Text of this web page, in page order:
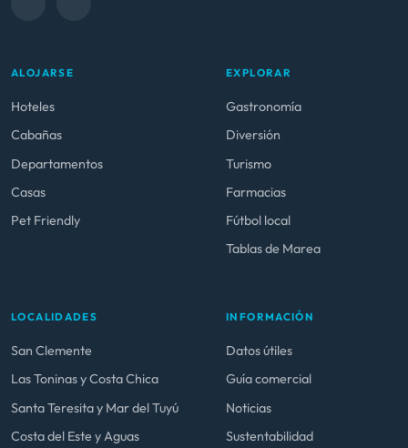
ALOJARSE
Hoteles
Cabañas
Departamentos
Casas
Pet Friendly
EXPLORAR
Gastronomía
Diversión
Turismo
Farmacias
Fútbol local
Tablas de Marea
LOCALIDADES
San Clemente
Las Toninas y Costa Chica
Santa Teresita y Mar del Tuyú
Costa del Este y Aguas
INFORMACIÓN
Datos útiles
Guía comercial
Noticias
Sustentabilidad